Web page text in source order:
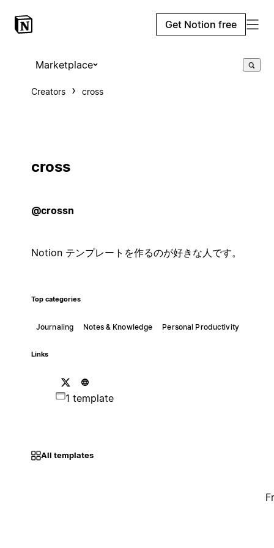
Get Notion free
Marketplace
Creators cross
cross
@crossn
Notion テンプレートを作るのが好きな人です。
Top categories
Journaling Notes & Knowledge Personal Productivity
Links
1 template
All templates